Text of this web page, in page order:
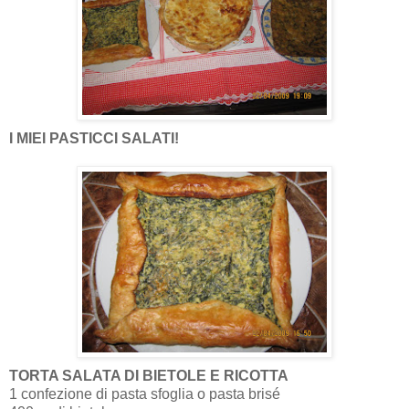
I MIEI PASTICCI SALATI!
TORTA SALATA DI BIETOLE E RICOTTA
1 confezione di pasta sfoglia o pasta brisé